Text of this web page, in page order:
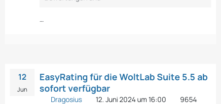
…
12
Jun
EasyRating für die WoltLab Suite 5.5 ab
sofort verfügbar
Dragosius 12. Juni 2024 um 16:00 9654